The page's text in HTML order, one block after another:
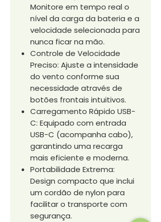
Monitore em tempo real o
nível da carga da bateria e a
velocidade selecionada para
nunca ficar na mão.
Controle de Velocidade
Preciso: Ajuste a intensidade
do vento conforme sua
necessidade através de
botões frontais intuitivos.
Carregamento Rápido USB-
C: Equipado com entrada
USB-C (acompanha cabo),
garantindo uma recarga
mais eficiente e moderna.
Portabilidade Extrema:
Design compacto que inclui
um cordão de nylon para
facilitar o transporte com
segurança.